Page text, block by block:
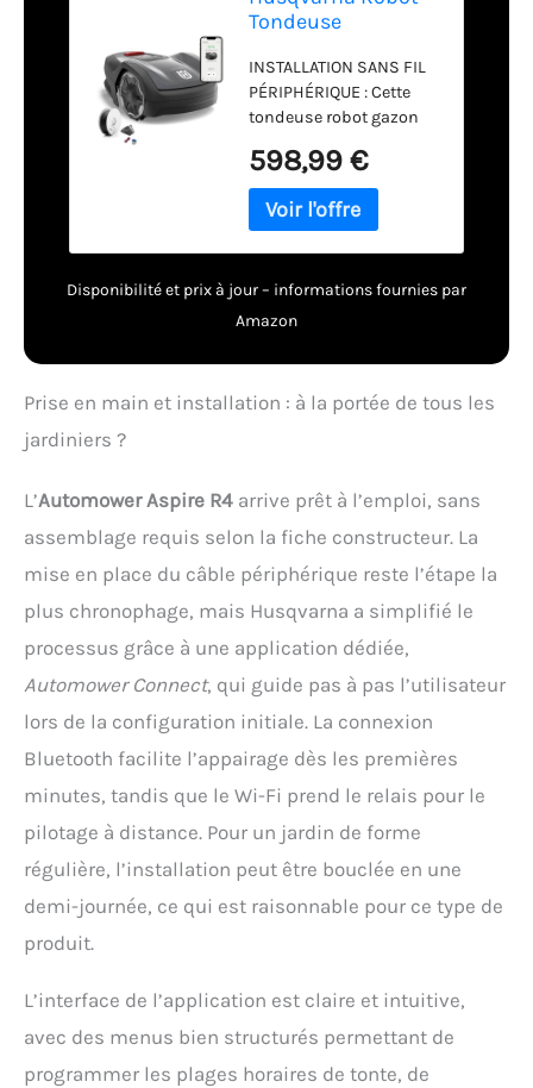
Tondeuse
R4 pour 400 m² I
Batterie
INSTALLATION SANS FIL
PÉRIPHÉRIQUE : Cette
tondeuse robot gazon
de délimitation, utilisant
des limites virtuelles –
définissez et ajustez les
l'application Automower
Connect. ÉVITEMENT
IA identifie et contourne
les obstacles de manière
autonome – pour une
tondeuse. COUVERTURE
TOTALE : L'IA Vision et la
navigation par satellite
garantissent une tonte
uniforme, même en cas
de signal faible ou sous
les arbres – tant que
aucune zone n'est
oubliée. MOTIFS
robot tondeuse
Husqvarna sans fil avec
m² en bandes, damier
ou triangles – tonte
pour un gazon uniforme.
cette tondeuse robot
personnalisez les
plannings, les zones, les
598,99 €
Disponibilité et prix à jour – informations fournies par
Amazon
Prise en main et installation : à la portée de tous les
jardiniers ?
L’Automower Aspire R4 arrive prêt à l’emploi, sans
assemblage requis selon la fiche constructeur. La
mise en place du câble périphérique reste l’étape la
plus chronophage, mais Husqvarna a simplifié le
processus grâce à une application dédiée,
Automower Connect, qui guide pas à pas l’utilisateur
lors de la configuration initiale. La connexion
Bluetooth facilite l’appairage dès les premières
minutes, tandis que le Wi-Fi prend le relais pour le
pilotage à distance. Pour un jardin de forme
régulière, l’installation peut être bouclée en une
demi-journée, ce qui est raisonnable pour ce type de
produit.
L’interface de l’application est claire et intuitive,
avec des menus bien structurés permettant de
programmer les plages horaires de tonte, de